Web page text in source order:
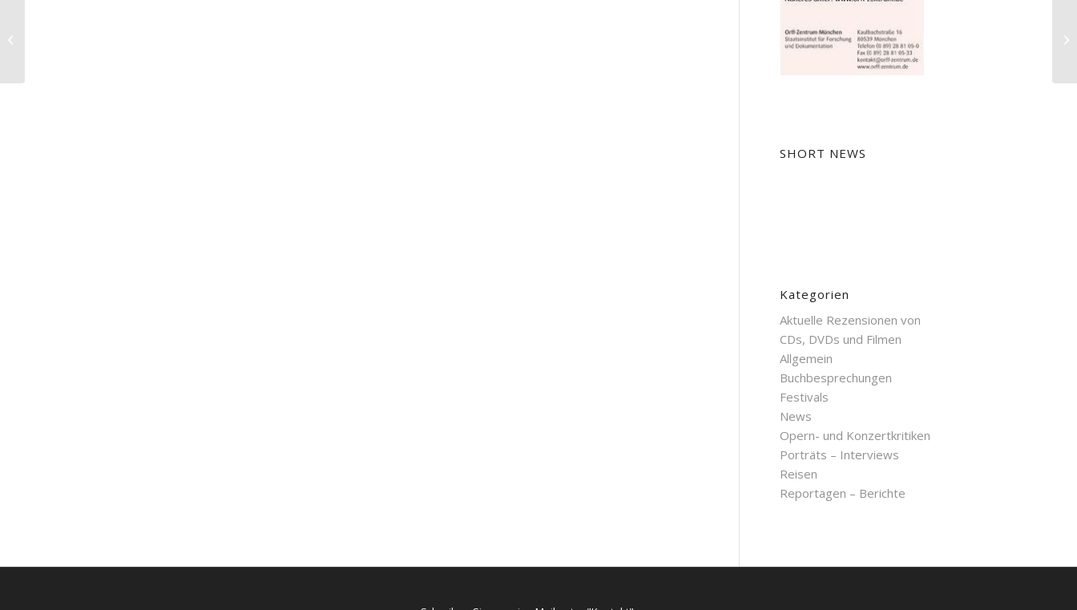
SHORT NEWS
Kategorien
Aktuelle Rezensionen von
CDs, DVDs und Filmen
Allgemein
Buchbesprechungen
Festivals
News
Opern- und Konzertkritiken
Porträts – Interviews
Reisen
Reportagen – Berichte